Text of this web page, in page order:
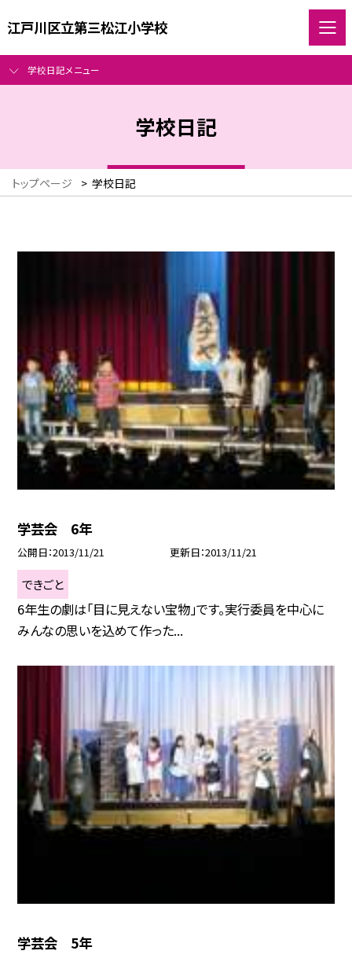
江戸川区立第三松江小学校
学校日記メニュー
学校日記
トップページ > 学校日記
学芸会 6年
公開日 2013/11/21 更新日 2013/11/21
できごと
6年生の劇は「目に見えない宝物」です。実行委員を中心に
みんなの思いを込めて作った...
学芸会 5年